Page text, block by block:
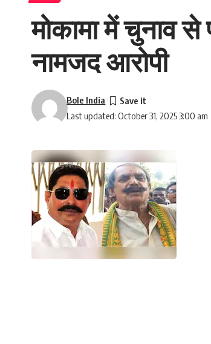
मोकामा में चुनाव
नामजद आरोपी
Last updated: October 31, 2025 3:00 am
Bole India